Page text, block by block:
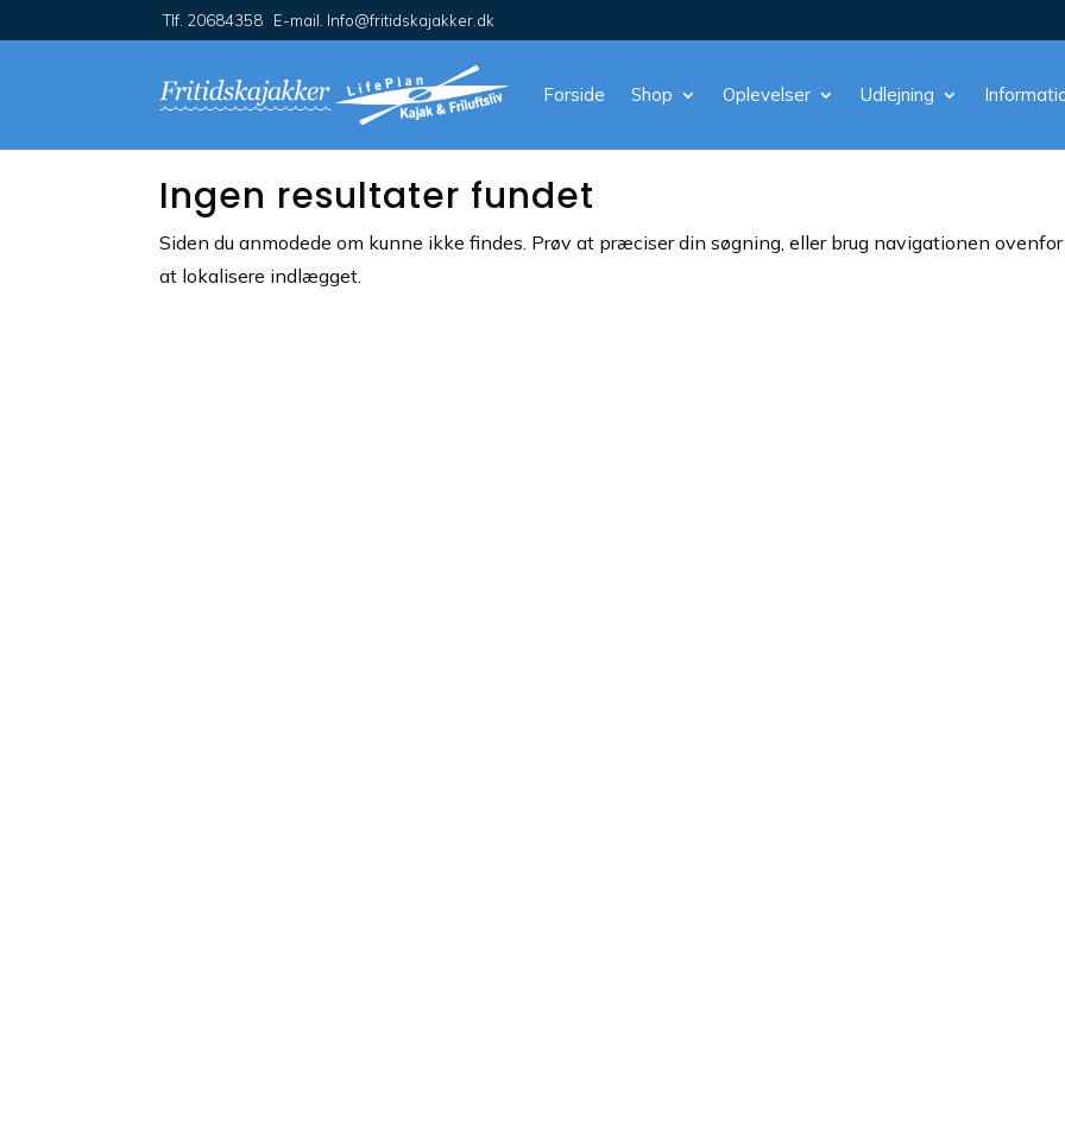
Tlf. 20684358 E-mail. Info@fritidskajakker.dk
Forside Shop Oplevelser Udlejning
Ingen resultater fundet
Siden du anmodede om kunne ikke findes. Prøv at præciser din søgning, eller brug navigationen
at lokalisere indlægget.